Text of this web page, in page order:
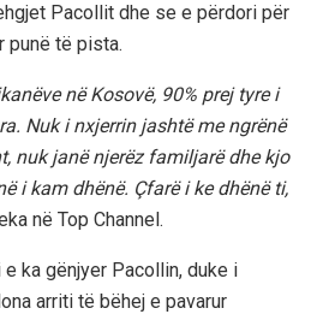
Pacollit dhe se e përdori për
punë të pista.
në Kosovë, 90% prej tyre i
Nuk i nxjerrin jashtë me ngrënë
nuk janë njerëz familjarë dhe kjo
i kam dhënë. Çfarë i ke dhënë ti,
në Top Channel.
ka gënjyer Pacollin, duke i
arriti të bëhej e pavarur